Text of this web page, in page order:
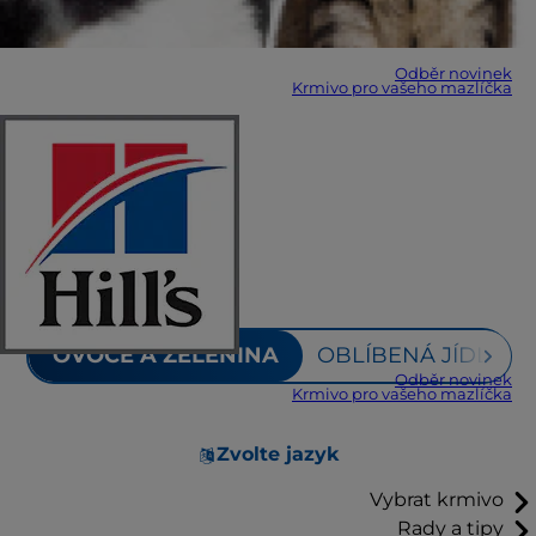
Odběr novinek
Krmivo pro vašeho mazlíčka
Odběr novinek
Krmivo pro vašeho mazlíčka
Zvolte jazyk
Vybrat krmivo
Rady a tipy
OVOCE A ZELENINA OBLÍBENÁ JÍDLA